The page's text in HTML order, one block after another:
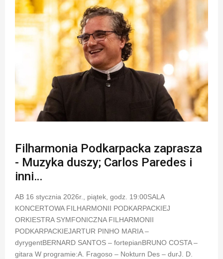
Filharmonia Podkarpacka zaprasza
- Muzyka duszy; Carlos Paredes i
inni…
AB 16 stycznia 2026r., piątek, godz. 19:00SALA
KONCERTOWA FILHARMONII PODKARPACKIEJ
ORKIESTRA SYMFONICZNA FILHARMONII
PODKARPACKIEJARTUR PINHO MARIA –
dyrygentBERNARD SANTOS – fortepianBRUNO COSTA –
gitara W programie:A. Fragoso – Nokturn Des – durJ. D.